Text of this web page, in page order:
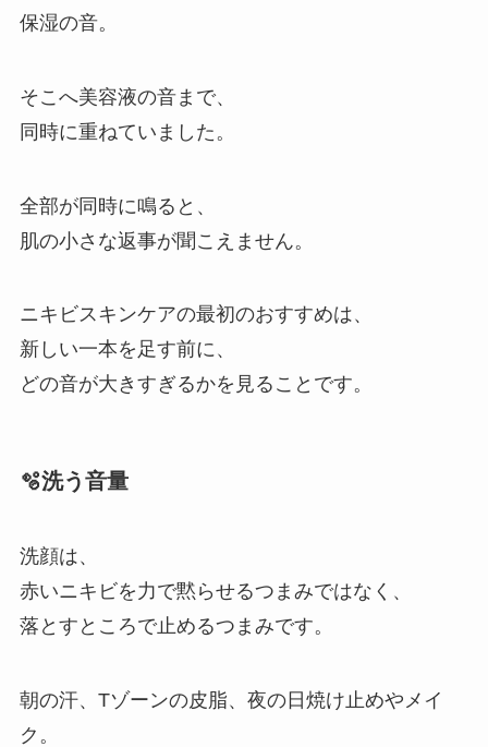
保湿の音。
そこへ美容液の音まで、
同時に重ねていました。
全部が同時に鳴ると、
肌の小さな返事が聞こえません。
ニキビスキンケアの最初のおすすめは、
新しい一本を足す前に、
どの音が大きすぎるかを見ることです。
🫧洗う音量
洗顔は、
赤いニキビを力で黙らせるつまみではなく、
落とすところで止めるつまみです。
朝の汗、Tゾーンの皮脂、夜の日焼け止めやメイ
ク。